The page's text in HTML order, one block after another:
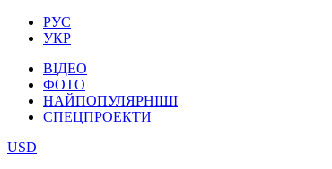
РУС
УКР
ВІДЕО
ФОТО
НАЙПОПУЛЯРНІШІ
СПЕЦПРОЕКТИ
USD